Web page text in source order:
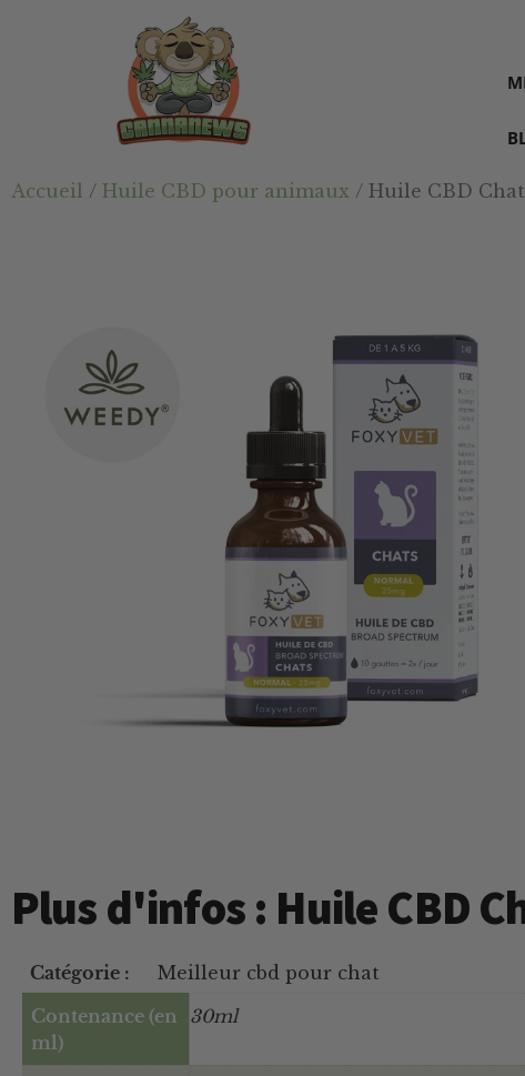
Cannanews.fr
Accueil / Huile CBD pour animaux / Huile CBD Chat
Plus d'infos : Huile CBD
Catégorie :
Meilleur cbd pour chat
Contenance (en
ml)
30ml